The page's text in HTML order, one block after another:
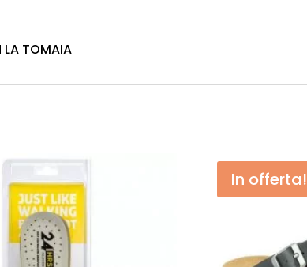
LA TOMAIA
In offerta!